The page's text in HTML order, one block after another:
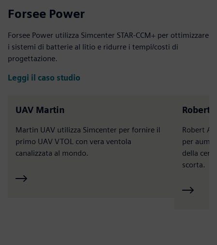
Forsee Power
Forsee Power utilizza Simcenter STAR-CCM+ per ottimizzare
i sistemi di batterie al litio e ridurre i tempi/costi di
progettazione.
Leggi il caso studio
UAV Martin
Martin UAV utilizza Simcenter per fornire il
primo UAV VTOL con vera ventola
canalizzata al mondo.
Robert
Robert
per
della
scorta.